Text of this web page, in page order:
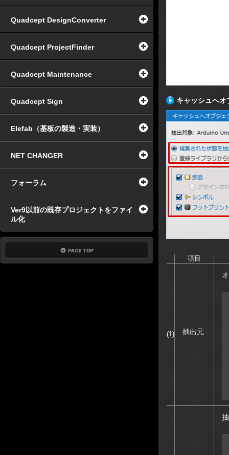
Quadcept DesignConverter
Quadcept ProjectFinder
Quadcept Maintenance
Quadcept Sign
Elefab（基板の製造・実装）
NET CHANGER
フォーラム
Ver9以前の既存プロジェクトをファイ
ル化
キャッシュへ
項目
(1) 抽出元